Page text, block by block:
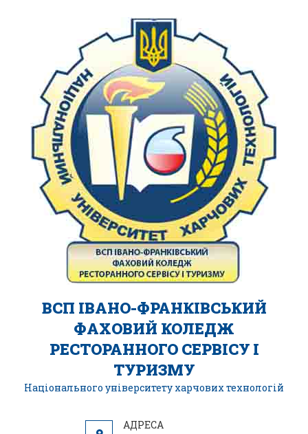
ВСП ІВАНО-ФРАНКІВСЬКИЙ
ФАХОВИЙ КОЛЕДЖ
РЕСТОРАННОГО СЕРВІСУ І
ТУРИЗМУ
Національного університету харчових технологій